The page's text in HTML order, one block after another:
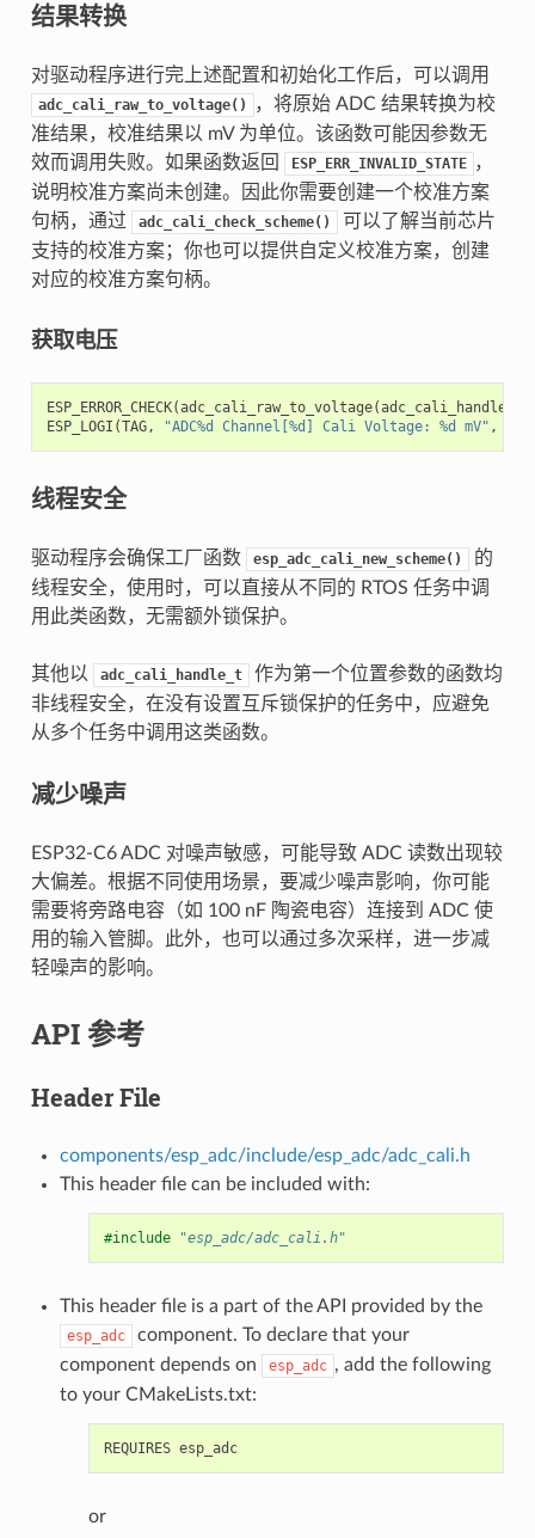
结果转换
对驱动程序进行完上述配置和初始化工作后，可以调用
adc_cali_raw_to_voltage()
，将原始 ADC 结果转换为校
准结果，校准结果以 mV 为单位。该函数可能因参数无
效而调用失败。如果函数返回
ESP_ERR_INVALID_STATE ，
说明校准方案尚未创建。因此你需要创建一个校准方案
句柄，通过
adc_cali_check_scheme()
可以了解当前芯片
支持的校准方案；你也可以提供自定义校准方案，创建
对应的校准方案句柄。
获取电压
ESP_ERROR_CHECK(adc_cali_raw_to_voltage(adc_cali_handle
ESP_LOGI (TAG, "ADC%d Channel[%d] Cali Voltage: %d mV" ,
线程安全
驱动程序会确保工厂函数 esp_adc_cali_new_scheme()
的
线程安全，使用时，可以直接从不同的 RTOS 任务中调
用此类函数，无需额外锁保护。
其他以 adc_cali_handle_t
作为第一个位置参数的函数均
非线程安全，在没有设置互斥锁保护的任务中，应避免
从多个任务中调用这类函数。
减少噪声
ESP32-C6 ADC 对噪声敏感，可能导致 ADC 读数出现较
大偏差。根据不同使用场景，要减少噪声影响，你可能
需要将旁路电容（如 100 nF 陶瓷电容）连接到 ADC 使
用的输入管脚。此外，也可以通过多次采样，进一步减
轻噪声的影响。
API 参考
Header File
components/esp_adc/include/esp_adc/adc_cali.h
This header file can be included with:
#include "esp_adc/adc_cali.h"
This header file is a part of the API provided by the
esp_adc
component. To declare that your
component depends on
esp_adc , add the following
to your CMakeLists.txt:
REQUIRES esp_adc
or